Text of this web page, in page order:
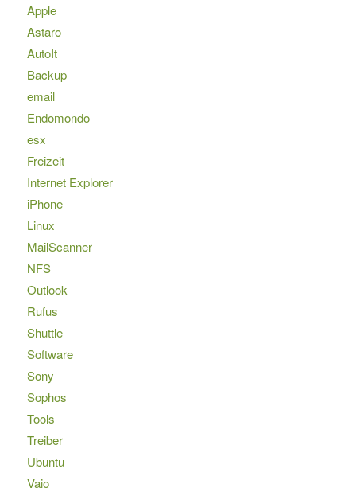
Apple
Astaro
AutoIt
Backup
email
Endomondo
esx
Freizeit
Internet Explorer
iPhone
Linux
MailScanner
NFS
Outlook
Rufus
Shuttle
Software
Sony
Sophos
Tools
Treiber
Ubuntu
Vaio